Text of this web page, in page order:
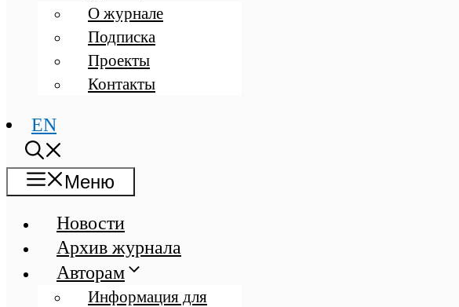
О журнале
Подписка
Проекты
Контакты
EN
Меню
Новости
Архив журнала
Авторам
Информация для